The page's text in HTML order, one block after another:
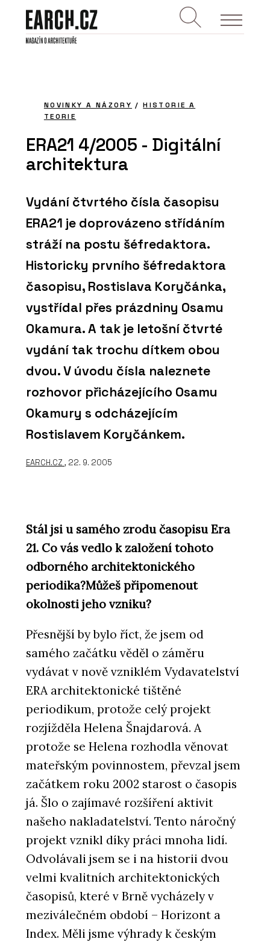
NOVINKY A NÁZORY /HISTORIE A
TEORIE
ERA21 4/2005 - Digitální
architektura
Vydání čtvrtého čísla časopisu
ERA21 je doprovázeno střídáním
stráží na postu šéfredaktora.
Historicky prvního šéfredaktora
časopisu, Rostislava Koryčánka,
vystřídal přes prázdniny Osamu
Okamura. A tak je letošní čtvrté
vydání tak trochu dítkem obou
dvou. V úvodu čísla naleznete
rozhovor přicházejícího Osamu
Okamury s odcházejícím
Rostislavem Koryčánkem.
EARCH.CZ , 22. 9. 2005
Stál jsi u samého zrodu časopisu Era
21. Co vás vedlo k založení tohoto
odborného architektonického
periodika?Můžeš připomenout
okolnosti jeho vzniku?
Přesnější by bylo říct, že jsem od
samého začátku věděl o záměru
vydávat v nově vzniklém Vydavatelství
ERA architektonické tištěné
periodikum, protože celý projekt
rozjížděla Helena Šnajdarová. A
protože se Helena rozhodla věnovat
mateřským povinnostem, převzal jsem
začátkem roku 2002 starost o časopis
já. Šlo o zajímavé rozšíření aktivit
našeho nakladatelství. Tento náročný
projekt vznikl díky práci mnoha lidí.
Odvolávali jsem se i na historii dvou
velmi kvalitních architektonických
časopisů, které v Brně vycházely v
meziválečném období – Horizont a
Index. Měli jsme výhrady k českým